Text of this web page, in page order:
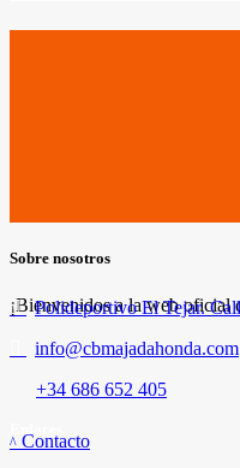
Sobre nosotros
¡Bienvenidos a la web oficial
Polideportivo El Tejar.
info@cbmajadahonda.com
+34 686 652 405
Contacto